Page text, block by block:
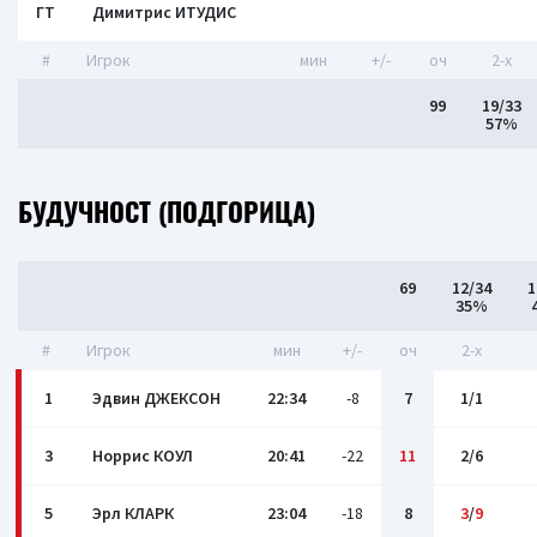
ГТ Димитрис ИТУДИС
# Игрок мин +/- оч 2-x
99
19/33
57%
БУДУЧНОСТ (ПОДГОРИЦА)
69
12/34
35%
# Игрок мин +/- оч 2-x
1 Эдвин ДЖЕКСОН 22:34 -8 7 1/1
3 Норрис КОУЛ 20:41 -22 11 2/6
5 Эрл КЛАРК 23:04 -18 8 3/9